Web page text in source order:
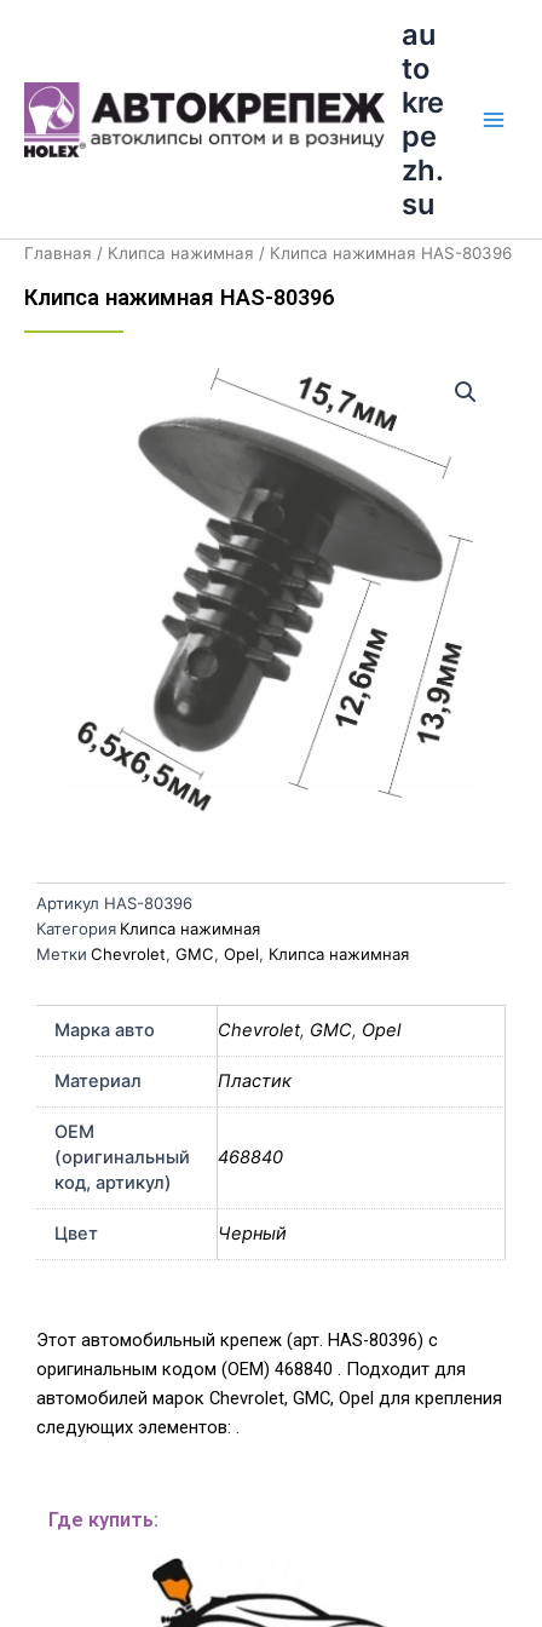
au
to
kre
pe
zh.
su
Главная / Клипса нажимная / Клипса нажимная HAS-80396
Клипса нажимная HAS-80396
Артикул HAS-80396
Категория Клипса нажимная
Метки Chevrolet, GMC, Opel, Клипса нажимная
Марка авто Chevrolet, GMC, Opel
Материал Пластик
OEM
(оригинальный
код, артикул)
468840
Цвет Черный
Этот автомобильный крепеж (арт. HAS-80396) с
оригинальным кодом (OEM) 468840 . Подходит для
автомобилей марок Chevrolet, GMC, Opel для крепления
следующих элементов: .
Где купить: